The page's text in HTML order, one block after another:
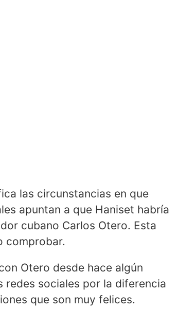
las circunstancias en que
apuntan a que Haniset habría
cubano Carlos Otero. Esta
comprobar.
Otero desde hace algún
redes sociales por la diferencia
que son muy felices.